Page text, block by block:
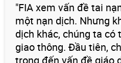
"FIA xem vấn đề tai
một nạn dịch. Nhưng
dịch khác, chúng ta có
giao thông. Đầu tiên,
trọng đến vấn đề giáo